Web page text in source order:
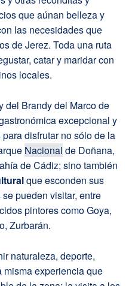
que aúnan belleza y
las necesidades que
de Jerez. Toda una ruta
catar y maridar con
locales.
del Brandy del Marco de
excepcional y
disfrutar no sólo de la
Nacional de Doñana,
de Cádiz; sino también
que esconden sus
pueden visitar, entre
pintores como Goya,
Zurbarán.
naturaleza, deporte,
misma experiencia que